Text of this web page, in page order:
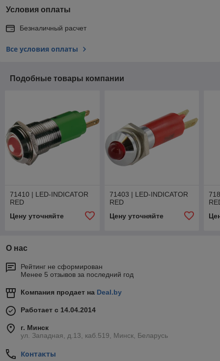
Условия оплаты
Безналичный расчет
Все условия оплаты
Подобные товары компании
71410 | LED-INDICATOR
RED
Цену уточняйте
71403 | LED-INDICATOR
RED
Цену уточняйте
О нас
Рейтинг не сформирован
Менее 5 отзывов за последний год
Компания продает на Deal.by
Работает с 14.04.2014
г. Минск
ул. Западная, д.13, каб.519, Минск, Беларусь
Контакты